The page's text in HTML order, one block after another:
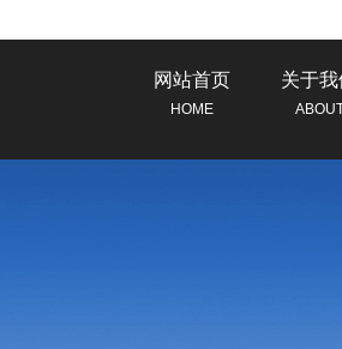
网站首页
HOME
关于